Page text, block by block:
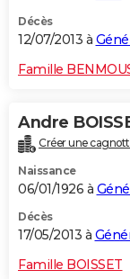
Décès
12/07/2013 à
Famille
Andre
Créer une
Naissance
06/01/1926 à
Décès
17/05/2013 à
Famille BOISSET